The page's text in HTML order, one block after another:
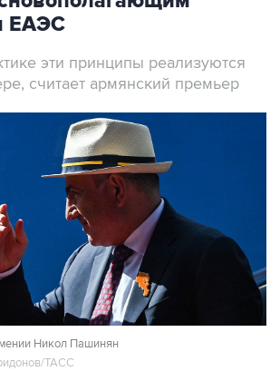
эти принципы реализуются
Никол Пашинян
ТАСС
INTERFAX.RU - Армения